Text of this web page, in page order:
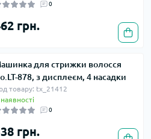
0
грн.
для стрижки волосся
878, з дисплеєм, 4 насадки
товару: tx_21412
0
грн.